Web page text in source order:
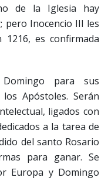
de la Iglesia hay
pero Inocencio III les
es confirmada
para sus
Apóstoles. Serán
ligados con
a la tarea de
del santo Rosario
para ganar. Se
Europa y Domingo